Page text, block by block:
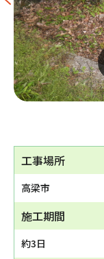
工事場所
高梁市
施工期間
約3日